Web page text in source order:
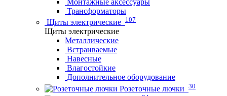
Монтажные аксессуары
Трансформаторы
Щиты электрические 107
Щиты электрические
Металлические
Встраиваемые
Навесные
Влагостойкие
Дополнительное оборудование
Розеточные лючки 30